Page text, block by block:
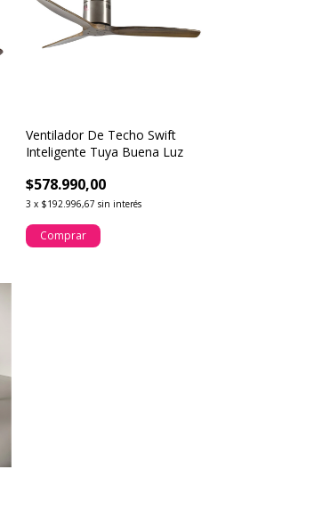
Ventilador De Techo Swift
Inteligente Tuya Buena Luz
$578.990,00
3 x $192.996,67 sin interés
Comprar